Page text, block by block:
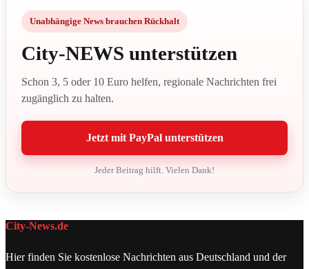
Unabhängige News brauchen Rückhalt
City-NEWS unterstützen
Schon 3, 5 oder 10 Euro helfen, regionale Nachrichten frei
zugänglich zu halten.
Jetzt mit PayPal unterstützen
Jeder Beitrag hilft. Vielen Dank!
City-News.de
Hier finden Sie kostenlose Nachrichten aus Deutschland und der